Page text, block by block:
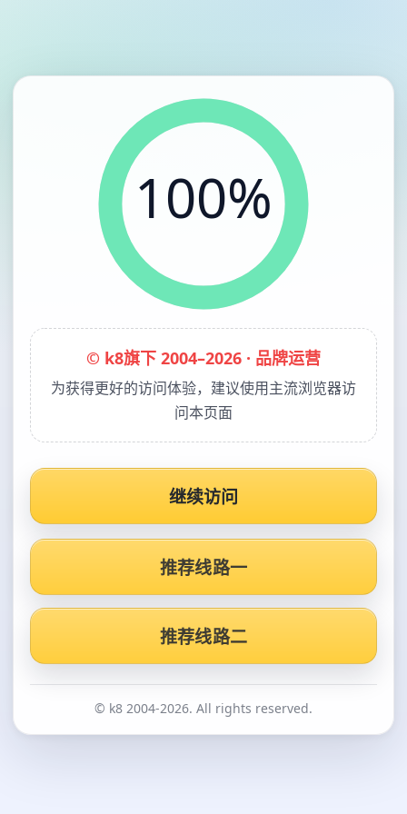
100%
© k8旗下 2004–2026 · 品牌运营
为获得更好的访问体验，建议使用主流浏览器访
问本页面
继续访问
推荐线路一
推荐线路二
© k8 2004-2026. All rights reserved.